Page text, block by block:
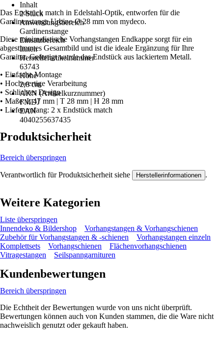
Inhalt
2 Stück
Anwendungsbereich
Gardinenstange
Einsatzbereich
Innen
Herstellerartikelnummer
63743
Höhe
2,8 cm
AKN (Artikelkurznummer)
FMDJ
EAN
4040255637435
Das Endstück match in Edelstahl-Optik, entworfen für die
Gardinenstange Urbino Ø 28 mm von mydeco.
Diese minimalistische Vorhangstangen Endkappe sorgt für ein
abgestimmtes Gesamtbild und ist die ideale Ergänzung für Ihre
Garnitur. Gefertigt wurde das Endstück aus lackiertem Metall.
• Einfache Montage
• Hochwertige Verarbeitung
• Schlichtes Design
• Maße: L 47 mm | T 28 mm | H 28 mm
• Lieferumfang: 2 x Endstück match
Produktsicherheit
Bereich überspringen
Verantwortlich für Produktsicherheit siehe Herstellerinformationen .
Weitere Kategorien
Liste überspringen
Innendeko & Bildershop
Vorhangstangen & Vorhangschienen
Zubehör für Vorhangstangen & -schienen
Vorhangstangen einzeln
Komplettsets
Vorhangschienen
Flächenvorhangschienen
Vitragestangen
Seilspanngarnituren
Kundenbewertungen
Bereich überspringen
Die Echtheit der Bewertungen wurde von uns nicht überprüft.
Bewertungen können auch von Kunden stammen, die die Ware nicht
nachweislich genutzt oder gekauft haben.